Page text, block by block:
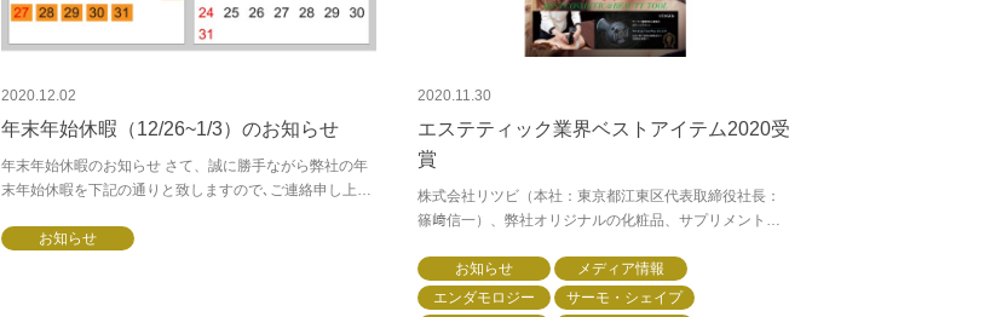
2020.12.02
年末年始休暇（12/26~1/3）のお知らせ
年末年始休暇のお知らせ さて、誠に勝手ながら弊社の年
末年始休暇を下記の通りと致しますので､ご連絡申し上げ
は行っております。お得意様には何かと...
お知らせ
2020.11.30
エステティック業界ベストアイテム2020受
賞
株式会社リツビ（本社：東京都江東区代表取締役社長：
篠﨑信一）、弊社オリジナルの化粧品、サプリメントブ
聞社産業調査部が主催する「エステティック業...
お知らせ
メディア情報
エンダモロジー
サーモ・シェイプ